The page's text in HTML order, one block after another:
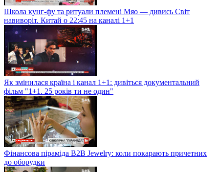
Школа кунг-фу та ритуали племені Мяо — дивись Світ
навиворіт. Китай о 22:45 на каналі 1+1
Як змінилася країна і канал 1+1: дивіться документальний
фільм "1+1. 25 років ти не один"
Фінансова піраміда B2B Jewelry: коли покарають причетних
до оборудки